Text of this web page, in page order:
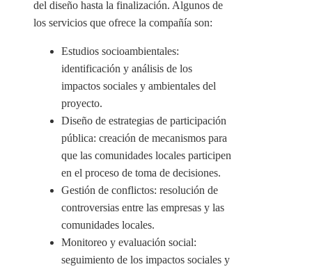
del diseño hasta la finalización. Algunos de
los servicios que ofrece la compañía son:
Estudios socioambientales:
identificación y análisis de los
impactos sociales y ambientales del
proyecto.
Diseño de estrategias de participación
pública: creación de mecanismos para
que las comunidades locales participen
en el proceso de toma de decisiones.
Gestión de conflictos: resolución de
controversias entre las empresas y las
comunidades locales.
Monitoreo y evaluación social:
seguimiento de los impactos sociales y